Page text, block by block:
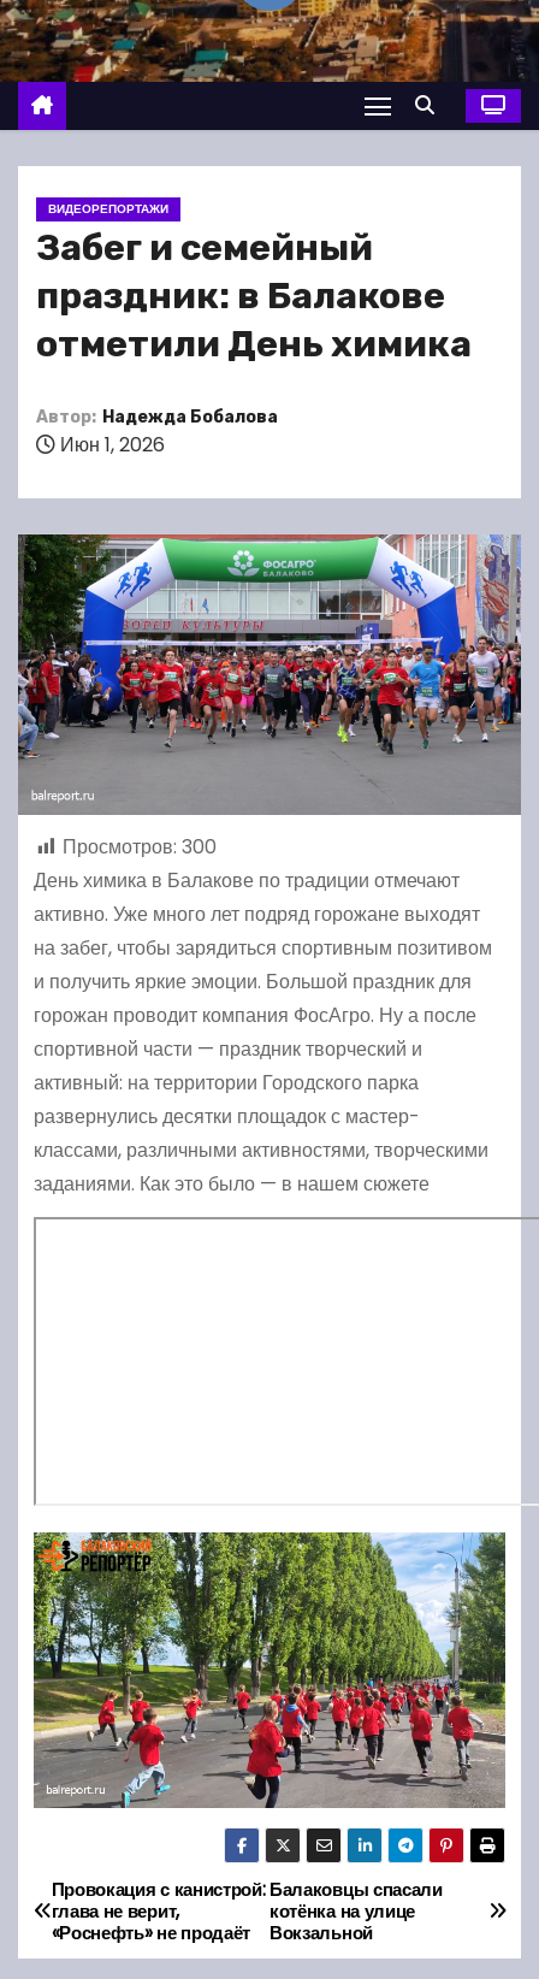
о
м
у
ВИДЕОРЕПОРТАЖИ
Забег и семейный
праздник: в Балакове
отметили День химика
Автор: Надежда Бобалова
Июн 1, 2026
Просмотров: 300
День химика в Балакове по традиции отмечают
активно. Уже много лет подряд горожане выходят
на забег, чтобы зарядиться спортивным позитивом
и получить яркие эмоции. Большой праздник для
горожан проводит компания ФосАгро. Ну а после
спортивной части — праздник творческий и
активный: на территории Городского парка
развернулись десятки площадок с мастер-
классами, различными активностями, творческими
заданиями. Как это было — в нашем сюжете
Н
а
Балаковцы спасали
котёнка на улице
Вокзальной
Провокация с канистрой:
глава не верит,
«Роснефть» не продаёт